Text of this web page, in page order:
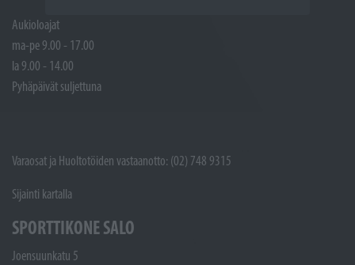
Aukioloajat
ma-pe 9.00 - 17.00
la 9.00 - 14.00
Pyhäpäivät suljettuna
Varaosat ja Huoltotöiden vastaanotto: (02) 748 9315
Sijainti kartalla
SPORTTIKONE SALO
Joensuunkatu 5